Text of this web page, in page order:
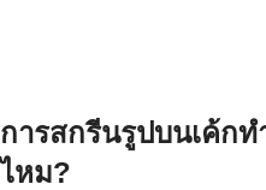
การสกรีนรูปบนเค้กท
ไหม?